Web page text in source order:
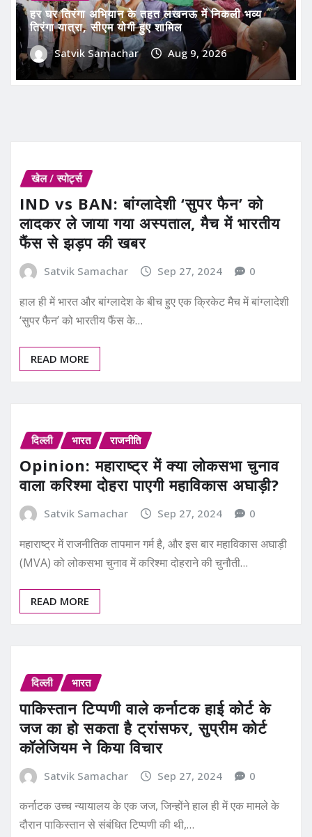
हर घर तिरंगा अभियान के तहत लखनऊ में निकली भव्य
तिरंगा यात्रा, सीएम योगी हुए शामिल
Satvik Samachar Aug 9, 2026
खेल / स्पोर्ट्स
IND vs BAN: बांग्लादेशी ‘सुपर फैन’ को
लादकर ले जाया गया अस्पताल, मैच में भारतीय
फैंस से झड़प की खबर
Satvik Samachar Sep 27, 2024 0
हाल ही में भारत और बांग्लादेश के बीच हुए एक क्रिकेट मैच में बांग्लादेशी
‘सुपर फैन’ को भारतीय फैंस के…
READ MORE
दिल्ली भारत राजनीति
Opinion: महाराष्ट्र में क्या लोकसभा चुनाव
वाला करिश्मा दोहरा पाएगी महाविकास अघाड़ी?
Satvik Samachar Sep 27, 2024 0
महाराष्ट्र में राजनीतिक तापमान गर्म है, और इस बार महाविकास अघाड़ी
(MVA) को लोकसभा चुनाव में करिश्मा दोहराने की चुनौती…
READ MORE
दिल्ली भारत
पाकिस्तान टिप्पणी वाले कर्नाटक हाई कोर्ट के
जज का हो सकता है ट्रांसफर, सुप्रीम कोर्ट
कॉलेजियम ने किया विचार
Satvik Samachar Sep 27, 2024 0
कर्नाटक उच्च न्यायालय के एक जज, जिन्होंने हाल ही में एक मामले के
दौरान पाकिस्तान से संबंधित टिप्पणी की थी,…